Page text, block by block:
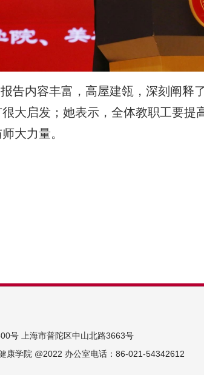
告内容丰富，高屋建瓴，深刻阐释
大启发；她表示，全体教职工要
大力量。
号 上海市普陀区中山北路3663号
康学院 @2022 办公室电话：86-021-54342612